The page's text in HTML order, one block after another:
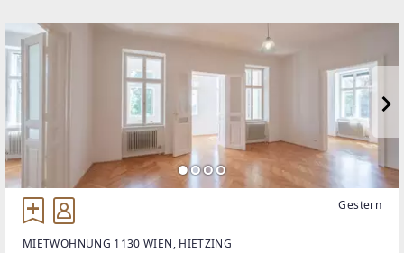
Gestern
MIETWOHNUNG 1130 WIEN, HIETZING